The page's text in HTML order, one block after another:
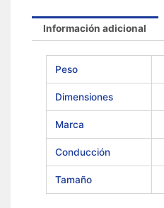
Información adicional
Peso
Dimensiones
Marca
Conducción
Tamaño